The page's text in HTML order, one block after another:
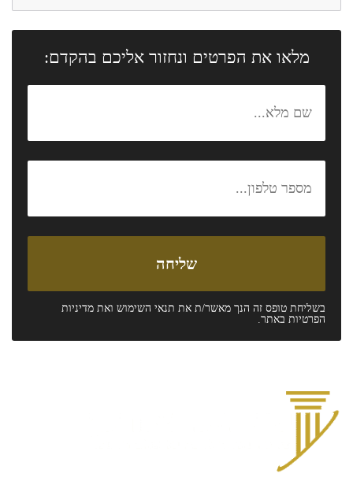
מלאו את הפרטים ונחזור אליכם בהקדם:
בשליחת טופס זה הנך מאשר/ת את תנאי השימוש ואת מדיניות
הפרטיות באתר.